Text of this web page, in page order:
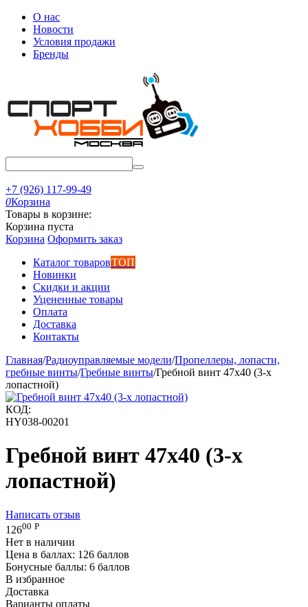
О нас
Новости
Условия продажи
Бренды
+7 (926) 117-99-49
0Корзина
Товары в корзине:
Корзина пуста
Корзина Оформить заказ
Каталог товаровТОП
Новинки
Скидки и акции
Уцененные товары
Оплата
Доставка
Контакты
Главная/Радиоуправляемые модели/Пропеллеры, лопасти,
гребные винты/Гребные винты/Гребной винт 47x40 (3-х
лопастной)
КОД:
HY038-00201
Гребной винт 47x40 (3-х
лопастной)
Написать отзыв
12600 Р
Нет в наличии
Цена в баллах: 126 баллов
Бонусные баллы: 6 баллов
В избранное
Доставка
Варианты оплаты